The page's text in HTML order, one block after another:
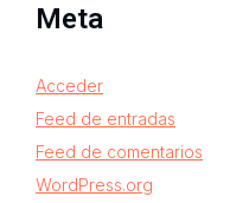
Meta
Acceder
Feed de entradas
Feed de comentarios
WordPress.org